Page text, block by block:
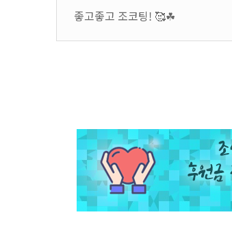
좋고좋고 조코팅! 🥰☘